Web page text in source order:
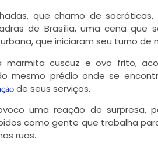
que chamo de
de Brasília, uma cena
que iniciaram seu turno
marmita cuscuz e ovo frito,
mesmo prédio onde se
de seus serviços.
uma reação de surpresa,
como gente que trabalha
ruas.